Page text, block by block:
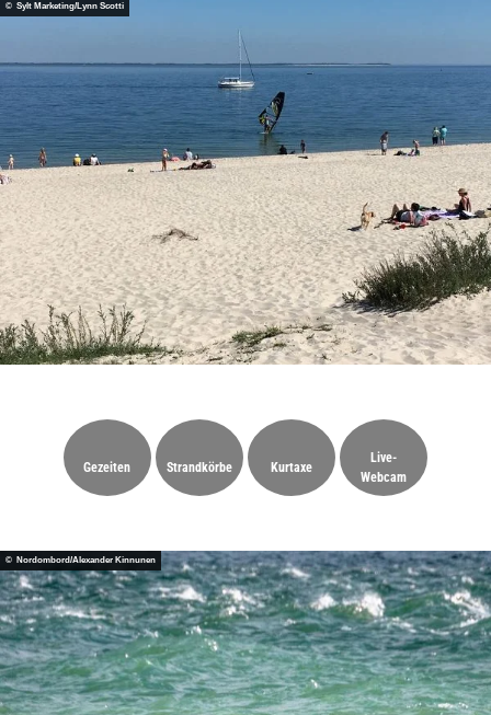
© Sylt Marketing/Lynn Scotti
Gezeiten Strandkörbe Kurtaxe
Live-
Webcam
© Nordombord/Alexander Kinnunen